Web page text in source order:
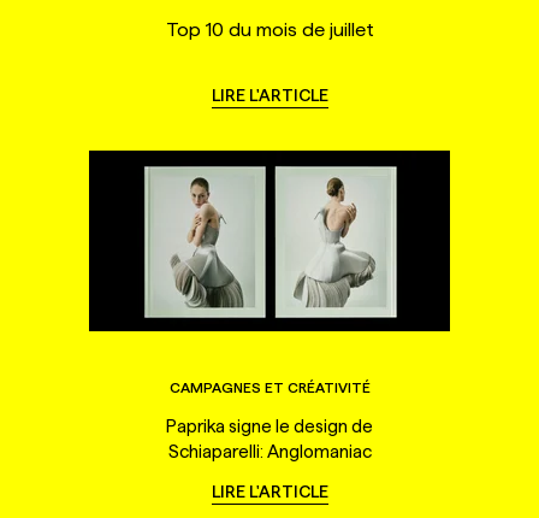
Top 10 du mois de juillet
LIRE L'ARTICLE
CAMPAGNES ET CRÉATIVITÉ
Paprika signe le design de
Schiaparelli: Anglomaniac
LIRE L'ARTICLE